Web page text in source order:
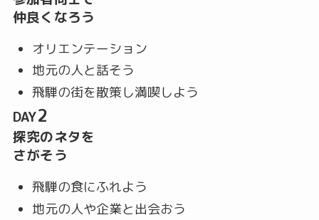
仲良くなろう
オリエンテーション
地元の人と話そう
飛騨の街を散策し満喫しよう
DAY2
探究のネタを
さがそう
飛騨の食にふれよう
地元の人や企業と出会おう